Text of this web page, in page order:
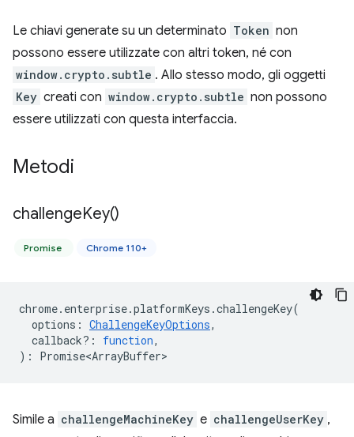
Le chiavi generate su un determinato Token non
possono essere utilizzate con altri token, né con
window.crypto.subtle . Allo stesso modo, gli oggetti
Key creati con window.crypto.subtle non possono
essere utilizzati con questa interfaccia.
Metodi
challengeKey()
Promise Chrome 110+
chrome. enterprise.platformKeys .challengeKey(
options : ChallengeKeyOptions,
callback? : function,
) : Promise<ArrayBuffer>
Simile a challengeMachineKey e challengeUserKey ,